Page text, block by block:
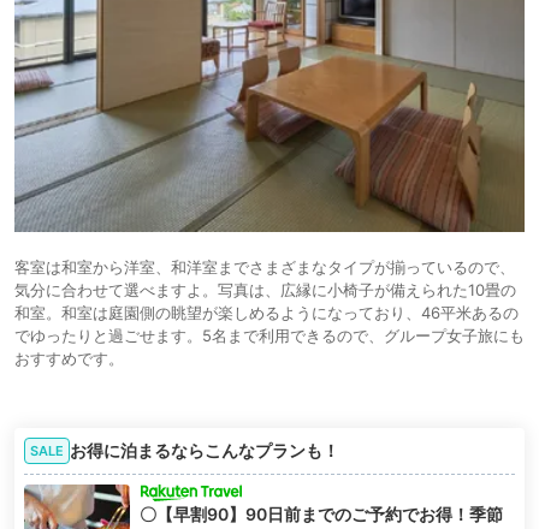
客室は和室から洋室、和洋室までさまざまなタイプが揃っているので、
気分に合わせて選べますよ。写真は、広縁に小椅子が備えられた10畳の
和室。和室は庭園側の眺望が楽しめるようになっており、46平米あるの
でゆったりと過ごせます。5名まで利用できるので、グループ女子旅にも
おすすめです。
SALE お得に泊まるならこんなプランも！
〇【早割90】90日前までのご予約でお得！季節